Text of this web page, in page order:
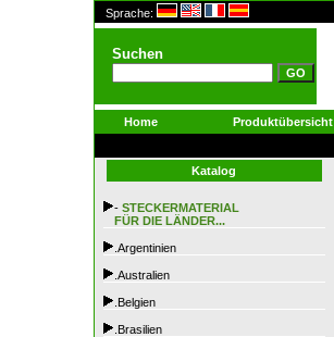
Sprache:
Suchen
Home Produktübersicht
Katalog
- STECKERMATERIAL
FÜR DIE LÄNDER...
.Argentinien
.Australien
.Belgien
.Brasilien